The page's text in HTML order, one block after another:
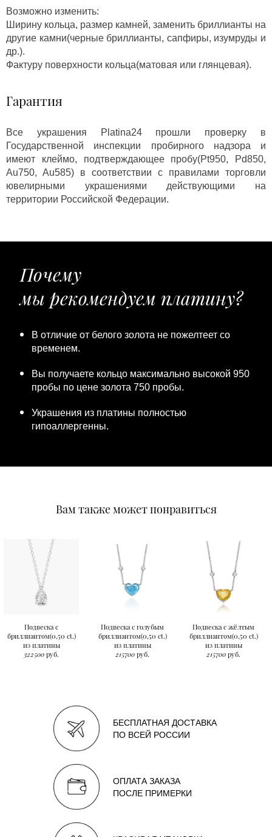
Возможно изменить:
Ширину кольца, размер камней, заменить бриллианты на
другие камни(черные бриллианты, сапфиры, изумруды и
др.).
Фактуру поверхности кольца(матовая или глянцевая).
Гарантия
Все украшения Platina24 прошли проверку в
Государственной инспекции пробирного надзора и
имеют клеймо, подтверждающее пробу(Pt950, Pd850,
Au750, Au585) в соответствии с правилами торговли
ювелирными украшениями действующими на
территории Российской Федерации.
Почему
мы рекомендуем платину?
В отличие от белого золота не пожелтеет со
временем.
Вы получаете кольцо максимально высокой 950
пробы по цене золота 750 пробы.
Украшения из платины полностью
гипоаллергенны.
Вам также может понравиться
Подвеска с
бриллиантом(0,50 ct.)
из платины
322500 руб.
Подвеска с голубым
бриллиантом(0,50 ct.)
из платины
215700 руб.
Подвеска с жёлтым
бриллиантом(0,50 ct.)
из платины
215700 руб.
БЕСПЛАТНАЯ ДОСТАВКА
ПО ВСЕЙ РОССИИ
ОПЛАТА ЗАКАЗА
ПОСЛЕ ПРИМЕРКИ